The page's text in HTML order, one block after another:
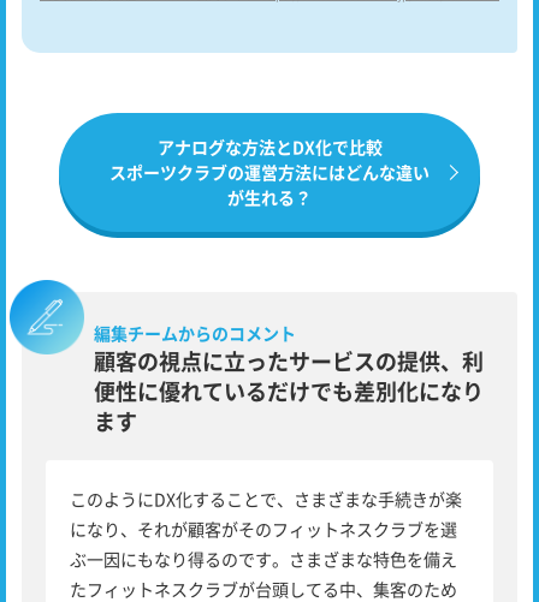
アナログな方法とDX化で比較
スポーツクラブの運営方法にはどんな違い
が生れる？
編集チームからのコメント
顧客の視点に立ったサービスの提供、利
便性に優れているだけでも差別化になり
ます
このようにDX化することで、さまざまな手続きが楽
になり、それが顧客がそのフィットネスクラブを選
ぶ一因にもなり得るのです。さまざまな特色を備え
たフィットネスクラブが台頭してる中、集客のため